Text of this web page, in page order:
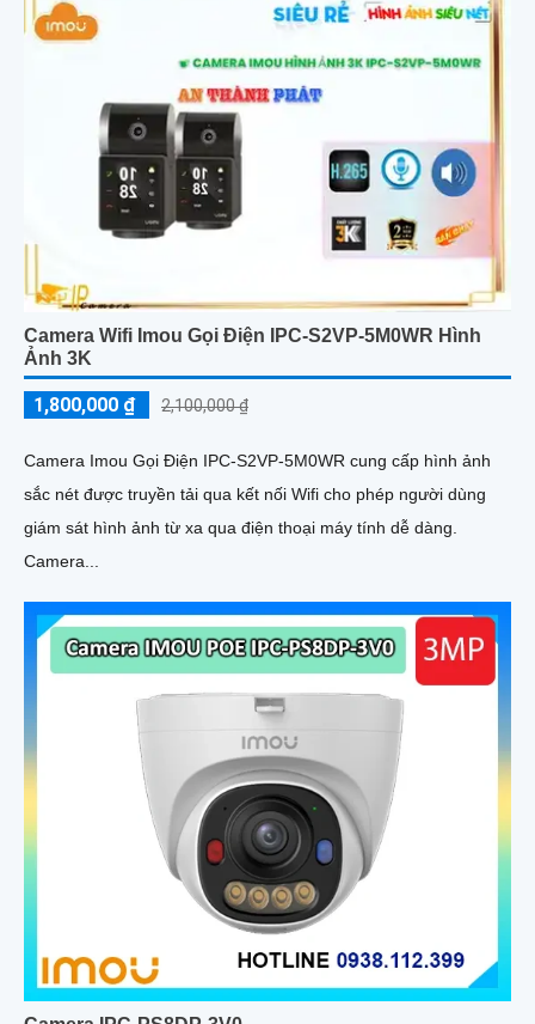
Camera Wifi Imou Gọi Điện IPC-S2VP-5M0WR Hình
Ảnh 3K
1,800,000 ₫ 2,100,000 ₫
Camera Imou Gọi Điện IPC-S2VP-5M0WR cung cấp hình ảnh
sắc nét được truyền tải qua kết nối Wifi cho phép người dùng
giám sát hình ảnh từ xa qua điện thoại máy tính dễ dàng.
Camera...